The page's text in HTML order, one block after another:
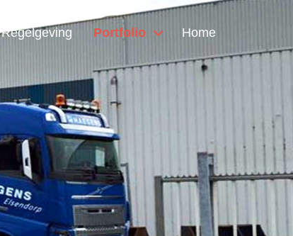
Regelgeving Portfolio Home